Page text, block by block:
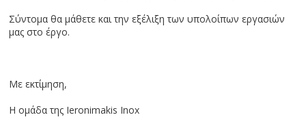
Σύντομα θα μάθετε και την εξέλιξη των υπολοίπων εργασιών
μας στο έργο.
Με εκτίμηση,
Η ομάδα της Ieronimakis Inox